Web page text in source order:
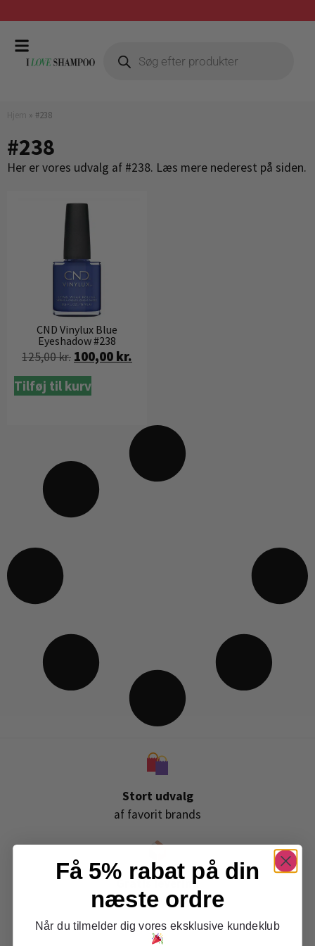
» #238
#238
Her er vores udvalg af #238. Læs mere nederest på siden.
CND Vinylux Blue
Eyeshadow #238
125,00kr. 100,00 kr.
Tilføj til kurv
Stort udvalg
af favorit brands
Gratis levering
ved køb over 399,-
Få 5% rabat på din
næste ordre
Når du tilmelder dig vores eksklusive kundeklub